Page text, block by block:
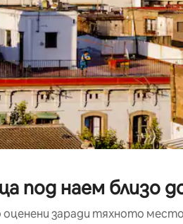
под наем близо
оценени заради тяхното